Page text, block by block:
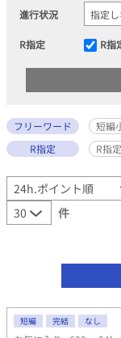
進行状況
R指定 R指
フリーワード
短編
R指定
R指
件
短編 完結 なし